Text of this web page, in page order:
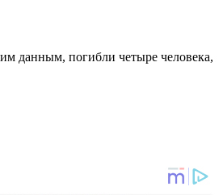
данным, погибли четыре человека,